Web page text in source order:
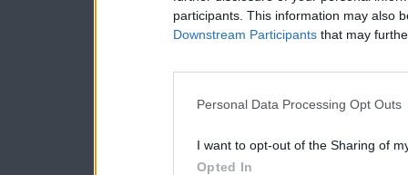
participants. This information may also
Downstream Participants that may
Personal Data Processing Opt Outs
I want to opt-out of the Sharing of
Opted In